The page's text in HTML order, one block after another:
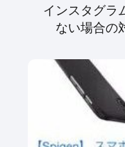
インスタグラ
ない場合の